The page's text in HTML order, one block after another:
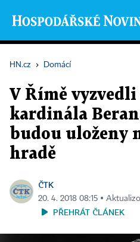
HN.cz › Domácí
V Římě
kardinála
budou uloženy
hradě
ČTK
20. 4. 2018 08:15 ▪
PŘEHRÁT ČLÁNEK